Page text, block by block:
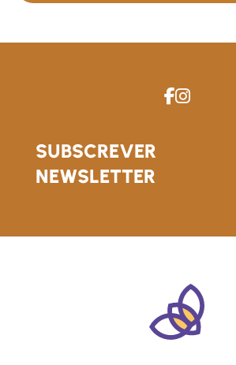
SUBSCREVER
NEWSLETTER